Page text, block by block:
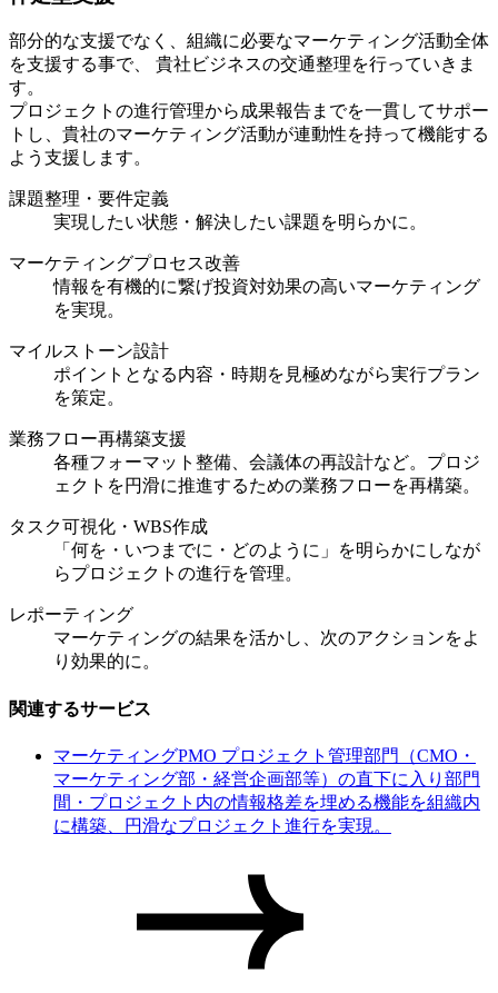
部分的な支援でなく、組織に必要なマーケティング活動全体
を支援する事で、 貴社ビジネスの交通整理を行っていきま
す。
プロジェクトの進行管理から成果報告までを一貫してサポー
トし、貴社のマーケティング活動が連動性を持って機能する
よう支援します。
課題整理・要件定義
実現したい状態・解決したい課題を明らかに。
マーケティングプロセス改善
情報を有機的に繋げ投資対効果の高いマーケティング
を実現。
マイルストーン設計
ポイントとなる内容・時期を見極めながら実行プラン
を策定。
業務フロー再構築支援
各種フォーマット整備、会議体の再設計など。プロジ
ェクトを円滑に推進するための業務フローを再構築。
タスク可視化・WBS作成
「何を・いつまでに・どのように」を明らかにしなが
らプロジェクトの進行を管理。
レポーティング
マーケティングの結果を活かし、次のアクションをよ
り効果的に。
関連するサービス
マーケティングPMO プロジェクト管理部門（CMO・
マーケティング部・経営企画部等）の直下に入り部門
間・プロジェクト内の情報格差を埋める機能を組織内
に構築、円滑なプロジェクト進行を実現。